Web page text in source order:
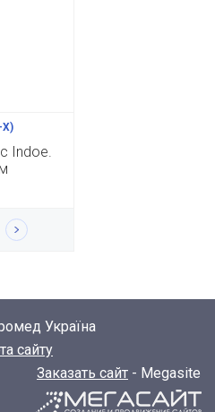
Х)
Indoe.
Україна
сайту
Заказать сайт - Megasite